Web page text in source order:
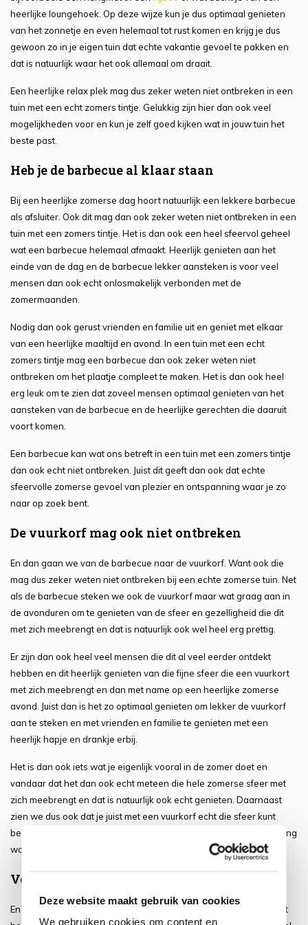
Deze website maakt gebruik van cookies
We gebruiken cookies om content en
heerlijke loungehoek. Op deze wijze kun je dus optimaal genieten
van het zonnetje en even helemaal tot rust komen en krijg je dus
gewoon zo in je eigen tuin dat echte vakantie gevoel te pakken en
dat is natuurlijk waar het ook allemaal om draait.
Een heerlijke relax plek mag dus zeker weten niet ontbreken in een
tuin met een echt zomers tintje. Gelukkig zijn hier dan ook veel
mogelijkheden voor en kun je zelf goed kijken wat in jouw tuin het
beste past.
Heb je de barbecue al klaar staan
Bij een heerlijke zomerse dag hoort natuurlijk een lekkere barbecue
als afsluiter. Ook dit mag dan ook zeker weten niet ontbreken in een
tuin met een zomers tintje. Het is dan ook een heel sfeervol geheel
wat een barbecue helemaal afmaakt. Heerlijk genieten aan het
einde van de dag en de barbecue lekker aansteken is voor veel
mensen dan ook echt onlosmakelijk verbonden met de
zomermaanden.
Nodig dan ook gerust vrienden en familie uit en geniet met elkaar
van een heerlijke maaltijd en avond. In een tuin met een echt
zomers tintje mag een barbecue dan ook zeker weten niet
ontbreken om het plaatje compleet te maken. Het is dan ook heel
erg leuk om te zien dat zoveel mensen optimaal genieten van het
aansteken van de barbecue en de heerlijke gerechten die daaruit
voort komen.
Een barbecue kan wat ons betreft in een tuin met een zomers tintje
dan ook echt niet ontbreken. Juist dit geeft dan ook dat echte
sfeervolle zomerse gevoel van plezier en ontspanning waar je zo
naar op zoek bent.
De vuurkorf mag ook niet ontbreken
En dan gaan we van de barbecue naar de vuurkorf. Want ook die
mag dus zeker weten niet ontbreken bij een echte zomerse tuin. Net
als de barbecue steken we ook de vuurkorf maar wat graag aan in
de avonduren om te genieten van de sfeer en gezelligheid die dit
met zich meebrengt en dat is natuurlijk ook wel heel erg prettig.
Er zijn dan ook heel veel mensen die dit al veel eerder ontdekt
hebben en dit heerlijk genieten van die fijne sfeer die een vuurkort
met zich meebrengt en dan met name op een heerlijke zomerse
avond. Juist dan is het zo optimaal genieten om lekker de vuurkorf
aan te steken en met vrienden en familie te genieten met een
heerlijk hapje en drankje erbij.
Het is dan ook iets wat je eigenlijk vooral in de zomer doet en
vandaar dat het dan ook echt meteen die hele zomerse sfeer met
zich meebrengt en dat is natuurlijk ook echt genieten. Daarnaast
zien we dus ook dat je juist met een vuurkorf echt die sfeer kunt
beleven van een heerlijke zomerse avond waarbij het nog heel lang
warm blijft en de temperaturen maar niet lijken te zakken.
Verbouw je eigen soorten groente en fruit
En dan nog iets wat echt zomers aandoet. Druivenstruiken vol met